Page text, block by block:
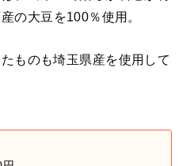
の大豆を100％使用。
ものも埼玉県産を使用して